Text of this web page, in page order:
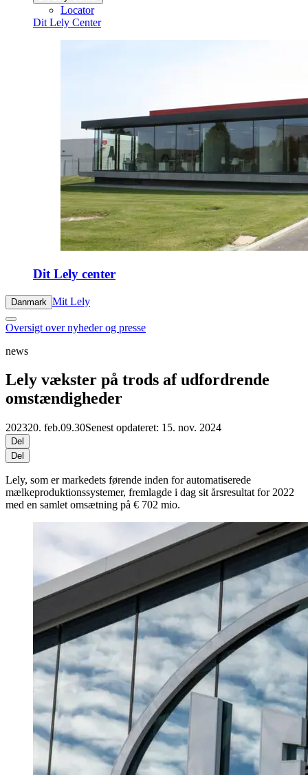
Locator
Dit Lely Center
Dit Lely center
Danmark Mit Lely
Oversigt over nyheder og presse
news
Lely vækster på trods af udfordrende
omstændigheder
202320. feb.09.30Senest opdateret: 15. nov. 2024
Del
Del
Lely, som er markedets førende inden for automatiserede
mælkeproduktionssystemer, fremlagde i dag sit årsresultat for 2022
med en samlet omsætning på € 702 mio.